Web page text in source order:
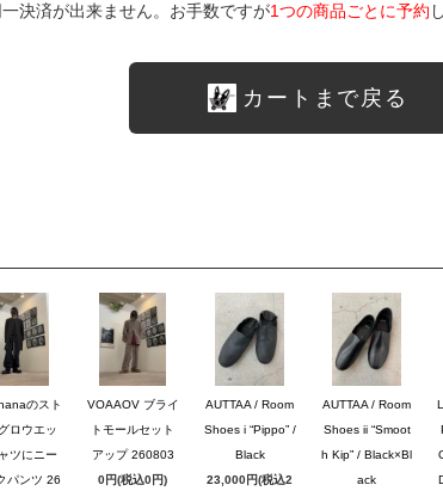
決済が出来ません。お手数ですが1つの商品ごとに予約
カートまで戻る
のスト
ロウエッ
ツにニー
パンツ 26
VOAAOV ブライ
トモールセット
アップ 260803
0円(税込0円)
AUTTAA / Room
Shoes i “Pippo” /
Black
23,000円(税込2
AUTTAA / Room
Shoes ii “Smoot
h Kip” / Black×Bl
ack